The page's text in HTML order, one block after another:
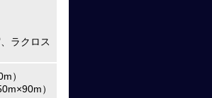
ラクロス
）
）